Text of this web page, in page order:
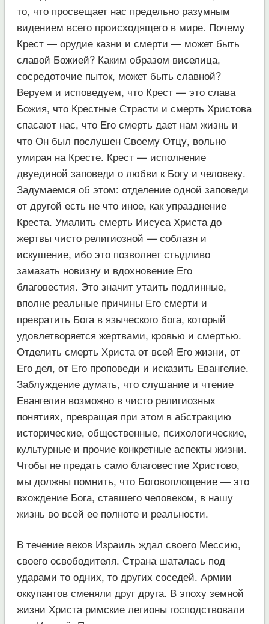
то, что просвещает нас предельно разумным
видением всего происходящего в мире. Почему
Крест — орудие казни и смерти — может быть
славой Божией? Каким образом виселица,
сосредоточие пыток, может быть славной?
Веруем и исповедуем, что Крест — это слава
Божия, что Крестные Страсти и смерть Христова
спасают нас, что Его смерть дает нам жизнь и
что Он был послушен Своему Отцу, вольно
умирая на Кресте. Крест — исполнение
двуединой заповеди о любви к Богу и человеку.
Задумаемся об этом: отделение одной заповеди
от другой есть не что иное, как упразднение
Креста. Умалить смерть Иисуса Христа до
жертвы чисто религиозной — соблазн и
искушение, ибо это позволяет стыдливо
замазать новизну и вдохновение Его
благовестия. Это значит утаить подлинные,
вполне реальные причины Его смерти и
превратить Бога в языческого бога, который
удовлетворяется жертвами, кровью и смертью.
Отделить смерть Христа от всей Его жизни, от
Его дел, от Его проповеди и исказить Евангелие.
Заблуждение думать, что слушание и чтение
Евангелия возможно в чисто религиозных
понятиях, превращая при этом в абстракцию
исторические, общественные, психологические,
культурные и прочие конкретные аспекты жизни.
Чтобы не предать само благовестие Христово,
мы должны помнить, что Боговоплощение — это
вхождение Бога, ставшего человеком, в нашу
жизнь во всей ее полноте и реальности.
В течение веков Израиль ждал своего Мессию,
своего освободителя. Страна шаталась под
ударами то одних, то других соседей. Армии
оккупантов сменяли друг друга. В эпоху земной
жизни Христа римские легионы господствовали